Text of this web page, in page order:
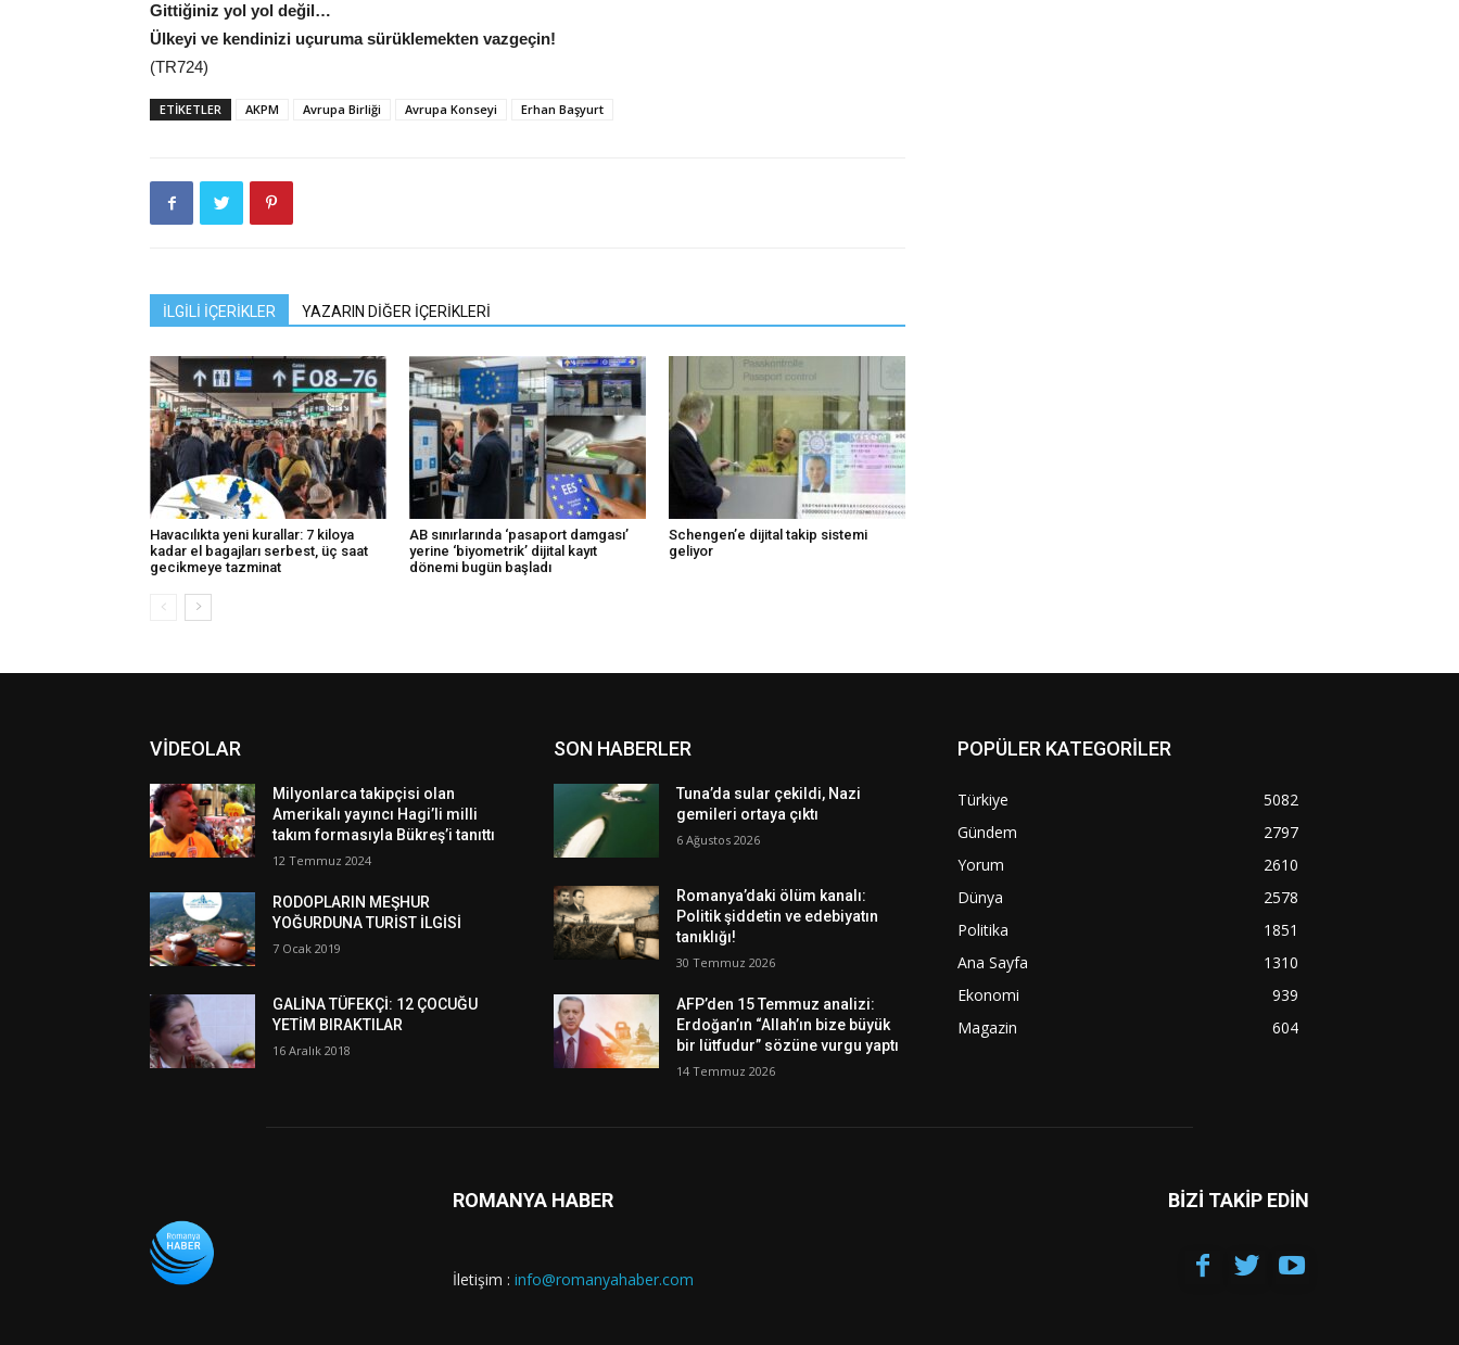
Gittiğiniz yol yol değil…
Ülkeyi ve kendinizi uçuruma sürüklemekten vazgeçin!
(TR724)
ETIKETLER AKPM Avrupa Birliği Avrupa Konseyi Erhan Başyurt
İLGİLİ İÇERİKLER YAZARIN DİĞER İÇERİKLERİ
Havacılıkta yeni kurallar: 7 kiloya
kadar el bagajları serbest, üç saat
gecikmeye tazminat
AB sınırlarında ‘pasaport damgası’
yerine ‘biyometrik’ dijital kayıt
dönemi bugün başladı
Schengen’e dijital takip sistemi
geliyor
VİDEOLAR
Milyonlarca takipçisi olan
Amerikalı yayıncı Hagi’li milli
takım formasıyla Bükreş’i tanıttı
12 Temmuz 2024
RODOPLARIN MEŞHUR
YOĞURDUNA TURİST İLGİSİ
7 Ocak 2019
GALİNA TÜFEKÇİ: 12 ÇOCUĞU
YETİM BIRAKTILAR
16 Aralık 2018
SON HABERLER
Tuna’da sular çekildi, Nazi
gemileri ortaya çıktı
6 Ağustos 2026
Romanya’daki ölüm kanalı:
Politik şiddetin ve edebiyatın
tanıklığı!
30 Temmuz 2026
AFP’den 15 Temmuz analizi:
Erdoğan’ın “Allah’ın bize büyük
bir lütfudur” sözüne vurgu yaptı
14 Temmuz 2026
POPÜLER KATEGORİLER
Türkiye
5082
Gündem
2797
Yorum
2610
Dünya
2578
Politika
1851
Ana Sayfa
1310
Ekonomi
939
Magazin
604
ROMANYA HABER
İletişim : info@romanyahaber.com
BİZİ TAKİP EDİN